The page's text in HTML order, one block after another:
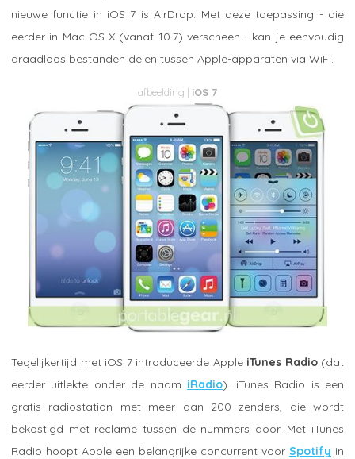
nieuwe functie in iOS 7 is AirDrop. Met deze toepassing - die
eerder in Mac OS X (vanaf 10.7) verscheen - kan je eenvoudig
draadloos bestanden delen tussen Apple-apparaten via WiFi.
iOS 7
Tegelijkertijd met iOS 7 introduceerde Apple iTunes Radio(dat
eerder uitlekte onder de naam iRadio). iTunes Radio is een
gratis radiostation met meer dan 200 zenders, die wordt
bekostigd met reclame tussen de nummers door. Met iTunes
Radio hoopt Apple een belangrijke concurrent voor Spotify in